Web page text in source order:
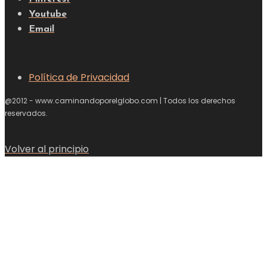
Youtube
Email
Política de Privacidad
@2012 - www.caminandoporelglobo.com | Todos los derechos
reservados.
Volver al principio